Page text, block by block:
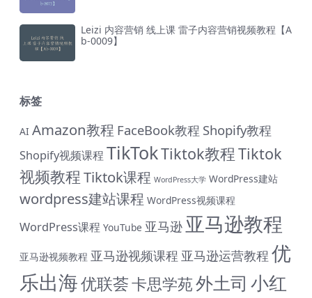
Leizi 内容营销 线上课 雷子内容营销视频教程【A
b-0009】
标签
AI Amazon教程 FaceBook教程 Shopify教程
Shopify视频课程 TikTokTiktok教程Tiktok
视频教程Tiktok课程 WordPress大学 WordPress建站
wordpress建站课程 WordPress视频课程
WordPress课程 YouTube 亚马逊 亚马逊教程
亚马逊视频教程 亚马逊视频课程 亚马逊运营教程 优
乐出海优联荟卡思学苑外土司 小红